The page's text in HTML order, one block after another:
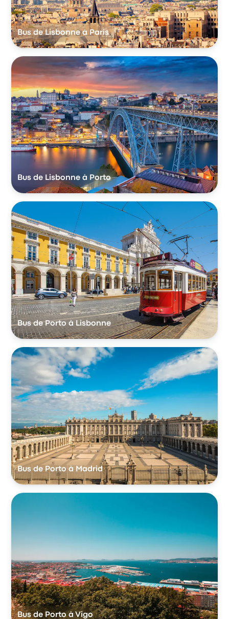
Bus de Lisbonne à Paris
Bus de Lisbonne à Porto
Bus de Porto à Lisbonne
Bus de Porto à Madrid
Bus de Porto à Vigo